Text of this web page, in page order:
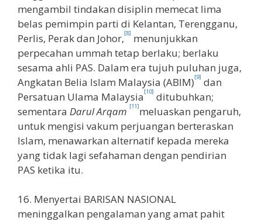
mengambil tindakan disiplin memecat lima
belas pemimpin parti di Kelantan, Terengganu,
Perlis, Perak dan Johor,[8] menunjukkan
perpecahan ummah tetap berlaku; berlaku
sesama ahli PAS. Dalam era tujuh puluhan juga,
Angkatan Belia Islam Malaysia (ABIM)[9] dan
Persatuan Ulama Malaysia [10] ditubuhkan;
sementara Darul Arqam [11]meluaskan pengaruh,
untuk mengisi vakum perjuangan berteraskan
Islam, menawarkan alternatif kepada mereka
yang tidak lagi sefahaman dengan pendirian
PAS ketika itu.
16. Menyertai BARISAN NASIONAL
meninggalkan pengalaman yang amat pahit